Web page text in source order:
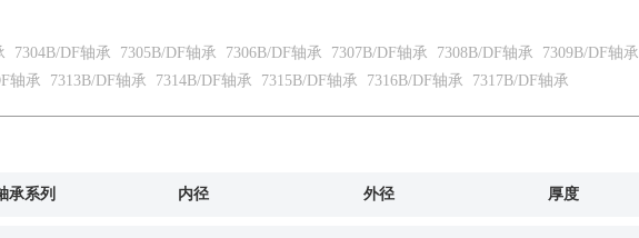
7304B/DF轴承 7305B/DF轴承 7306B/DF轴承 7307B/DF轴承 7308B/DF轴承 7309B/DF轴承
轴承 7313B/DF轴承 7314B/DF轴承 7315B/DF轴承 7316B/DF轴承 7317B/DF轴承
承系列 内径 外径 厚度